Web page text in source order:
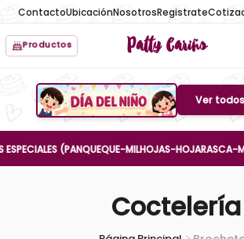
ContactoUbicaciónNosotrosRegistrate
Productos Patty Cariño
Boton de menu
Ver
(PANQUEQUE-MILHOJAS-HOJARASCA-
Coctelería